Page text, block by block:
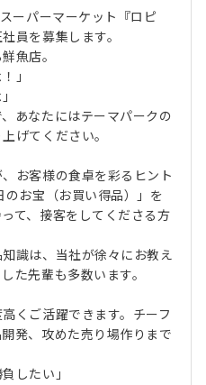
ーパーマーケット『ロピ
員を募集します。
魚店。
」
あなたにはテーマパークの
げてください。
お客様の食卓を彩るヒント
のお宝（お買い得品）」を
て、接客をしてくださる方
識は、当社が徐々にお教え
た先輩も多数います。
くご活躍できます。チーフ
発、攻めた売り場作りまで
したい」